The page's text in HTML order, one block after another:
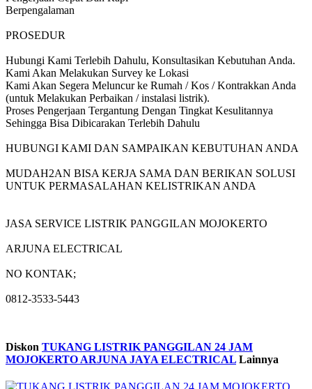
Berpengalaman
PROSEDUR
Hubungi Kami Terlebih Dahulu, Konsultasikan Kebutuhan Anda.
Kami Akan Melakukan Survey ke Lokasi
Kami Akan Segera Meluncur ke Rumah / Kos / Kontrakkan Anda
(untuk Melakukan Perbaikan / instalasi listrik).
Proses Pengerjaan Tergantung Dengan Tingkat Kesulitannya
Sehingga Bisa Dibicarakan Terlebih Dahulu
HUBUNGI KAMI DAN SAMPAIKAN KEBUTUHAN ANDA
MUDAH2AN BISA KERJA SAMA DAN BERIKAN SOLUSI
UNTUK PERMASALAHAN KELISTRIKAN ANDA
JASA SERVICE LISTRIK PANGGILAN MOJOKERTO
ARJUNA ELECTRICAL
NO KONTAK;
0812-3533-5443
Diskon TUKANG LISTRIK PANGGILAN 24 JAM
MOJOKERTO ARJUNA JAYA ELECTRICAL Lainnya